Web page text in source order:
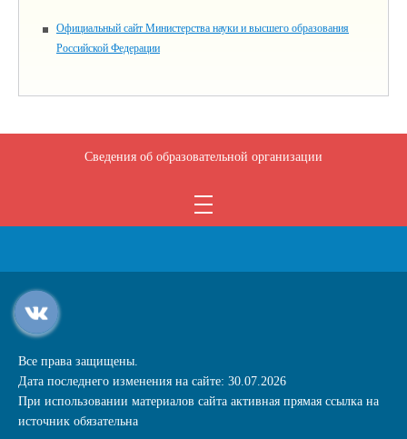
Официальный сайт Министерства науки и высшего образования
Российской Федерации
Сведения об образовательной организации
Все права защищены.
Дата последнего изменения на сайте: 30.07.2026
При использовании материалов сайта активная прямая ссылка на
источник обязательна